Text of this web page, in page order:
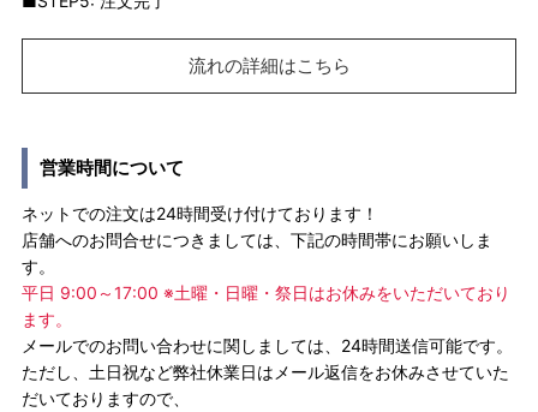
流れの詳細はこちら
営業時間について
ネットでの注文は24時間受け付けております！
店舗へのお問合せにつきましては、下記の時間帯にお願いしま
す。
平日 9:00～17:00 ※土曜・日曜・祭日はお休みをいただいており
ます。
メールでのお問い合わせに関しましては、24時間送信可能です。
ただし、土日祝など弊社休業日はメール返信をお休みさせていた
だいておりますので、